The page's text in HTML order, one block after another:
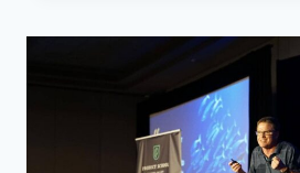
SOPHISTICATION.